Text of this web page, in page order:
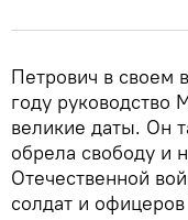
Петрович в своем
году руководство
великие даты. Он
обрела свободу и
Отечественной
солдат и